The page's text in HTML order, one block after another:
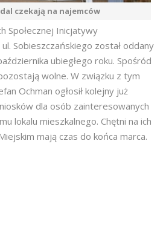
czekają na najemców
Społecznej Inicjatywy
Sobieszczańskiego został oddany
ubiegłego roku. Spośród
wolne. W związku z tym
Ochman ogłosił kolejny już
dla osób zainteresowanych
lokalu mieszkalnego. Chętni na ich
mają czas do końca marca.